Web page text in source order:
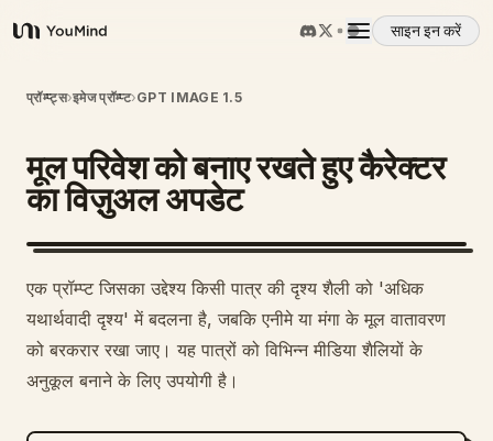
YouMind
साइन इन करें
अवलोकन
उपयोग के मामले
कौशल
प्रॉम्प्ट
मूल्य निर्धारण
प्रॉम्प्ट्स›इमेज प्रॉम्प्ट›GPT IMAGE 1.5
मूल परिवेश को बनाए रखते हुए कैरेक्टर
का विज़ुअल अपडेट
एक प्रॉम्प्ट जिसका उद्देश्य किसी पात्र की दृश्य शैली को 'अधिक
यथार्थवादी दृश्य' में बदलना है, जबकि एनीमे या मंगा के मूल वातावरण
को बरकरार रखा जाए। यह पात्रों को विभिन्न मीडिया शैलियों के
अनुकूल बनाने के लिए उपयोगी है।